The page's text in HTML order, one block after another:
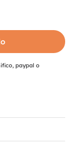
paypal o